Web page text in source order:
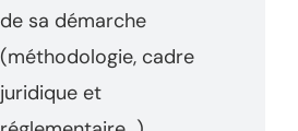
de sa démarche
(méthodologie, cadre
juridique et